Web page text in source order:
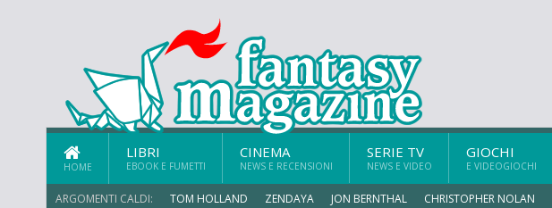
HOME
LIBRI
EBOOK E FUMETTI
CINEMA
NEWS E RECENSIONI
SERIE TV
NEWS E VIDEO
GIOCHI
E VIDEOGIOCHI
ARGOMENTI CALDI: TOM HOLLAND ZENDAYA JON BERNTHAL CHRISTOPHER NOLAN